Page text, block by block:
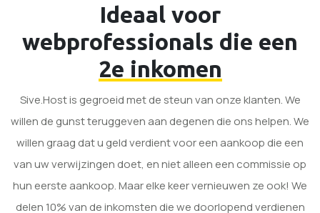
Ideaal voor
webprofessionals die een
2e inkomen
Sive.Host is gegroeid met de steun van onze klanten. We
willen de gunst teruggeven aan degenen die ons helpen. We
willen graag dat u geld verdient voor een aankoop die een
van uw verwijzingen doet, en niet alleen een commissie op
hun eerste aankoop. Maar elke keer vernieuwen ze ook! We
delen 10% van de inkomsten die we doorlopend verdienen